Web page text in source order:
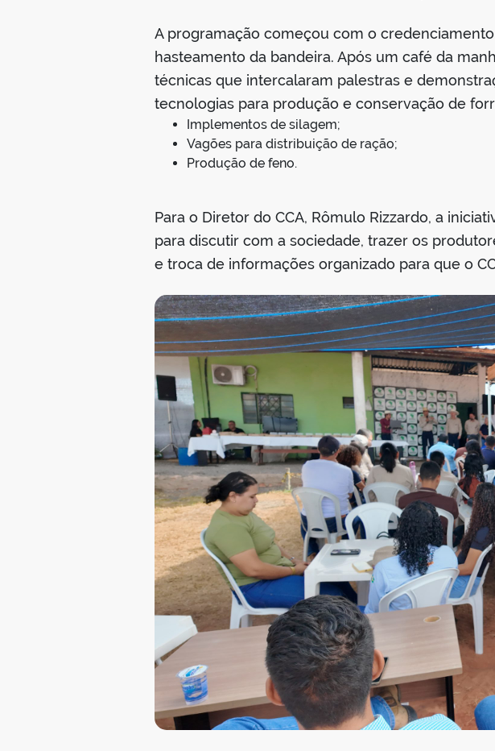
A programação começou com o
hasteamento da bandeira. Após um café da
técnicas que intercalaram palestras e
tecnologias para produção e conservação de
Implementos de silagem;
Vagões para distribuição de ração;
Produção de feno.
Para o Diretor do CCA, Rômulo Rizzardo, a
para discutir com a sociedade, trazer os
e troca de informações organizado para que o